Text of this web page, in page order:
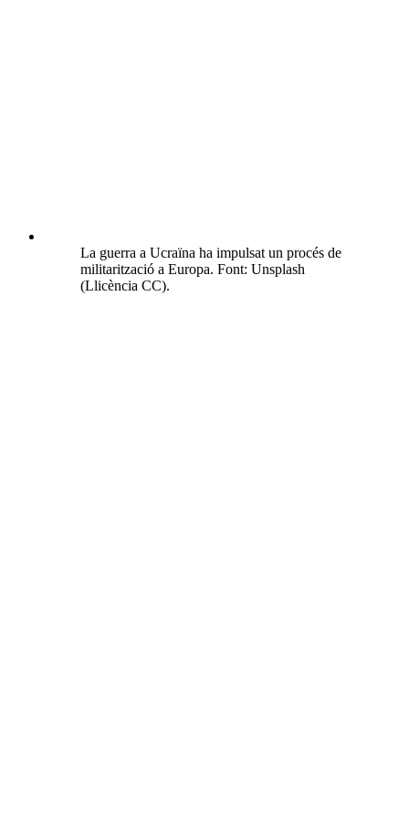
La guerra a Ucraïna ha impulsat un procés de
militarització a Europa. Font: Unsplash
(Llicència CC).